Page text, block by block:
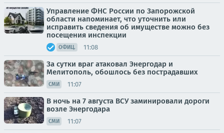
Управление ФНС России по Запорожской
области напоминает, что уточнить или
исправить сведения об имуществе можно без
посещения инспекции
ОФИЦ. 11:08
За сутки враг атаковал Энергодар и
Мелитополь, обошлось без пострадавших
СМИ 11:07
В ночь на 7 августа ВСУ заминировали дороги
возле Энергодара
СМИ 11:07